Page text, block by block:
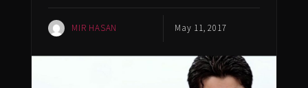
MIR HASAN May 11, 2017